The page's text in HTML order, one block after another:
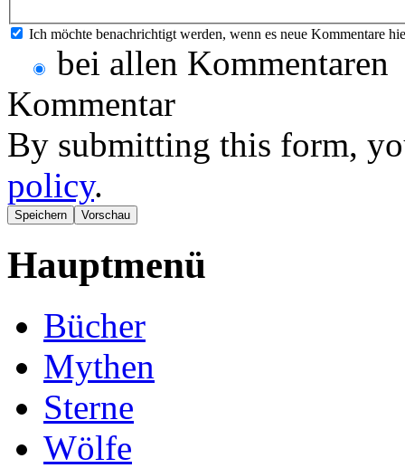
Ich möchte benachrichtigt werden, wenn es neue Kommentare
bei allen Kommentaren
Kommentar
By submitting this form,
policy.
Hauptmenü
Bücher
Mythen
Sterne
Wölfe